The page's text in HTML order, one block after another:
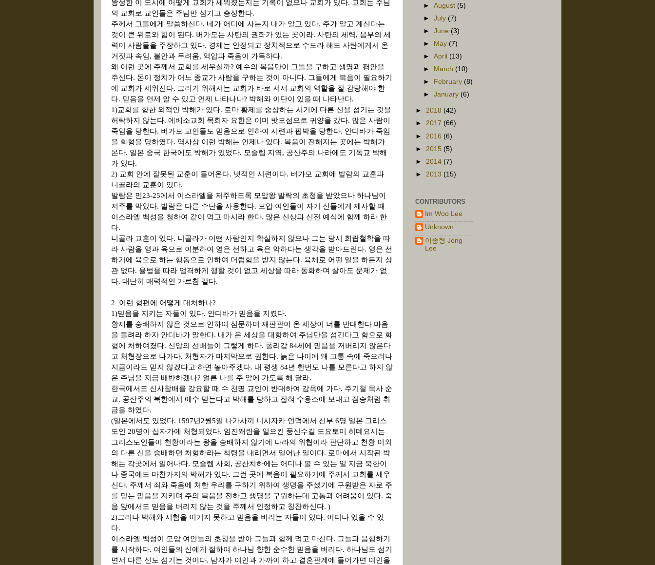
왕성한 이 도시에 어떻게 교회가 세워졌는지는 기록이 없으나 교회가 있다. 교회는 주님
의 교회로 교인들은 주님만 섬기고 충성한다.
주께서 그들에게 말씀하신다. 네가 어디에 사는지 내가 알고 있다. 주가 알고 계신다는
것이 큰 위로와 힘이 된다. 버가모는 사탄의 권좌가 있는 곳이라. 사탄의 세력, 음부의 세
력이 사람들을 주장하고 있다. 경제는 안정되고 정치적으로 수도라 해도 사탄에게서 온
거짓과 속임, 불안과 두려움, 억압과 죽음이 가득하다.
왜 이런 곳에 주께서 교회를 세우실까? 예수의 복음만이 그들을 구하고 생명과 평안을
주신다. 돈이 정치가 어느 종교가 사람을 구하는 것이 아니다. 그들에게 복음이 필요하기
에 교회가 세워진다. 그러기 위해서는 교회가 바로 서서 교회의 역할을 잘 감당해야 한
다. 믿음을 언제 알 수 있고 언제 나타나나? 박해와 이단이 있을 때 나타난다.
1)교회를 향한 외적인 박해가 있다. 로마 황제를 숭상하는 시기에 다른 신을 섬기는 것을
허락하지 않는다. 에베소교회 목회자 요한은 이미 밧모섬으로 귀양을 갔다. 많은 사람이
죽임을 당한다. 버가모 교인들도 믿음으로 인하여 시련과 핍박을 당한다. 안디바가 죽임
을 화형을 당하였다. 역사상 이런 박해는 언제나 있다. 복음이 전해지는 곳에는 박해가
온다. 일본 중국 한국에도 박해가 있었다. 모슬렘 지역, 공산주의 나라에도 기독교 박해
가 있다.
2) 교회 안에 잘못된 교훈이 들어온다. 냇적인 시련이다. 버가모 교회에 발람의 교훈과
니골라의 교훈이 있다.
발람은 민 23-25에서 이스라엘을 저주하도록 모압왕 발락의 초청을 받았으나 하나님이
저주를 막았다. 발람은 다른 수단을 사용한다. 모압 여인들이 자기 신들에게 제사할 때
이스라엘 백성을 청하여 같이 먹고 마시라 한다. 많은 신상과 신전 예식에 함께 하라 한
다.
니골라 교훈이 있다. 니골라가 어떤 사람인지 확실하지 않으나 그는 당시 희랍철학을 따
라 사람을 영과 육으로 이분하여 영은 선하고 육은 악하다는 생각을 받아드린다. 영은 선
하기에 육으로 하는 행동으로 인하여 더럽힘을 받지 않는다. 육체로 어떤 일을 하든지 상
관 없다. 율법을 따라 엄격하게 행할 것이 없고 세상을 따라 동화하며 살아도 문제가 없
다. 대단히 매력적인 가르침 같다.
2 이런 형편에 어떻게 대처하나?
1)믿음을 지키는 자들이 있다. 안디바가 믿음을 지켰다.
황제를 숭배하지 않은 것으로 인하여 심문하며 재판관이 온 세상이 너를 반대한다 마음
을 돌려라 하자 안디바가 말한다. 내가 온 세상을 대항하여 주님만을 섬긴다고 함으로 화
형에 처하여졌다. 신앙의 선배들이 그렇게 하다. 폴리갑 84세에 믿음을 저버리지 않은다
고 처형장으로 나가다. 처형자가 마지막으로 권한다. 늙은 나이에 왜 고통 속에 죽으려나
지금이라도 믿지 않겠다고 하면 놓아주겠다. 내 평생 84년 한번도 나를 모른다고 하지 않
은 주님을 지금 배반하겠나? 얼른 나를 주 앞에 가도록 해 달라.
한국에서도 신사참배를 강요할 때 수 천명 교인이 반대하여 감옥에 가다. 주기철 목사 순
교. 공산주의 북한에서 예수 믿는다고 박해를 당하고 잡혀 수용소에 보내고 짐승처럼 취
급을 하였다.
(일본에서도 있었다. 1597년 2월5일 나가사끼 니시자카 언덕에서 신부 6명 일본 그리스
도인
20명이 십자가에 처형되었다. 임진왜란을 일으킨 풍신수길 도요토미 히데요시는
그리스도인들이 천황이라는 왕을 숭배하지 않기에 나라의 위협이라 판단하고 천황 이외
의 다른 신을 숭배하면 처형하라는 칙령을 내리면서 일어난 일이다. 로마에서 시작된 박
해는 각곳에서 일어나다. 모슬렘 사회 , 공산치하에는 어디나 볼 수 있는 일 지금 북한이
나 중국에도 마찬가지의 박해가 있다. 그런 곳에 복음이 필요하기에 주께서 교회를 세우
신다. 주께서 죄와 죽음에 처한 우리를 구하기 위하여 생명을 주셨기에 구원받은 자로 주
를 믿는 믿음을 지키며 주의 복음을 전하고 생명을 구원하는데 고통과 어려움이 있다. 죽
음 앞에서도 믿음을 버리지 않는 것을 주께서 인정하고 칭찬하신다. )
2)그러나 박해와 시험을 이기지 못하고 믿음을 버리는 자들이 있다. 어디나 있을 수 있
다.
이스라엘 백성이 모압 여인들의 초청을 받아 그들과 함께 먹고 마신다. 그들과 음행하기
를 시작하다. 여인들의 신에게 절하여 하나님 향한 순수한 믿음을 버리다. 하나님도 섬기
면서 다른 신도 섬기는 것이다. 남자가 여인과 가까이 하고 결혼관계에 들어가면 여인을
►August (5)
►July (7)
►June (3)
►
May (7)
►April (13)
►
March (10)
►
February (8)
►January (6)
► 2018 (42)
► 2017 (66)
► 2016 (6)
► 2015 (5)
► 2014 (7)
► 2013 (15)
CONTRIBUTORS
Im Woo Lee
Unknown
이종형 Jong
Lee